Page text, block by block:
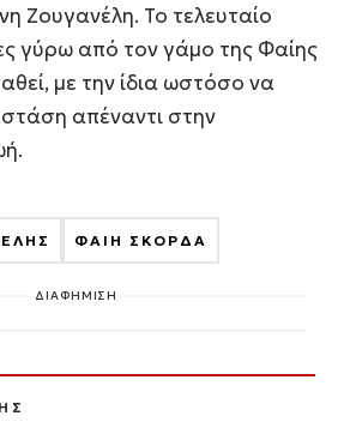
Ζουγανέλη. Το τελευταίο
γύρω από τον γάμο της Φαίης
με την ίδια ωστόσο να
στάση απέναντι στην
ΦΑΙΗ ΣΚΟΡΔΑ
ΔΙΑΦΗΜΙΣΗ